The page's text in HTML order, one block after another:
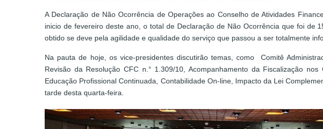
A Declaração de Não Ocorrência de Operações ao Conselho de Atividades
inicio de fevereiro deste ano, o total de Declaração de Não Ocorrência que foi de
obtido se deve pela agilidade e qualidade do serviço que passou a ser totalmente
Na pauta de hoje, os vice-presidentes discutirão temas, como Comitê
Revisão da Resolução CFC n.° 1.309/10, Acompanhamento da Fiscalização
Educação Profissional Continuada, Contabilidade On-line, Impacto da Lei
tarde desta quarta-feira.